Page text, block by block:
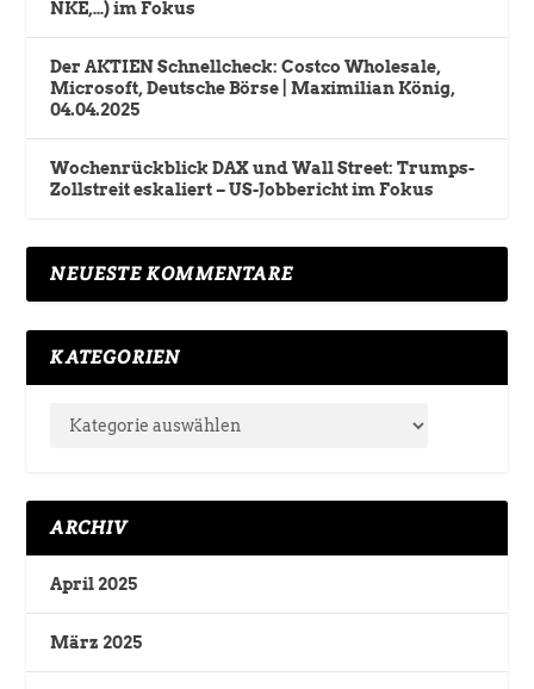
NKE,…) im Fokus
Der AKTIEN Schnellcheck: Costco Wholesale,
Microsoft, Deutsche Börse | Maximilian König,
04.04.2025
Wochenrückblick DAX und Wall Street: Trumps-
Zollstreit eskaliert – US-Jobbericht im Fokus
NEUESTE KOMMENTARE
KATEGORIEN
ARCHIV
April 2025
März 2025